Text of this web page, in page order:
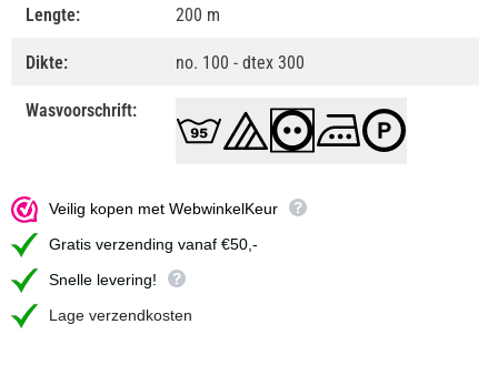
Lengte: 200 m
Dikte: no. 100 - dtex 300
Wasvoorschrift:
Veilig kopen met WebwinkelKeur
Gratis verzending vanaf €50,-
Snelle levering!
Lage verzendkosten